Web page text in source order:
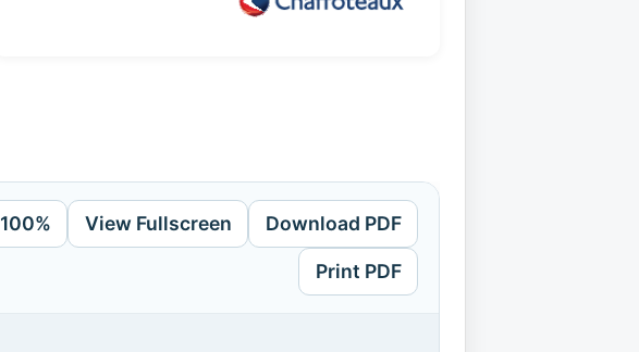
100% View Fullscreen Download PDF
Print PDF